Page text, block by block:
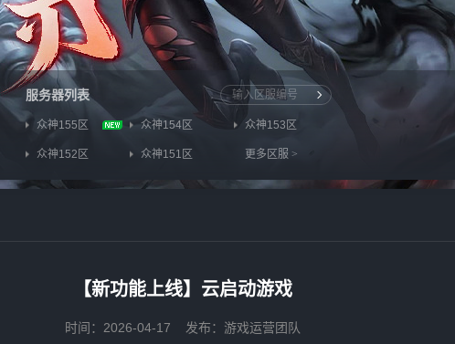
服务器列表
众神155区 众神154区 众神153区
众神152区 众神151区 更多区服 >
【新功能上线】云启动游戏
时间：2026-04-17 发布：游戏运营团队